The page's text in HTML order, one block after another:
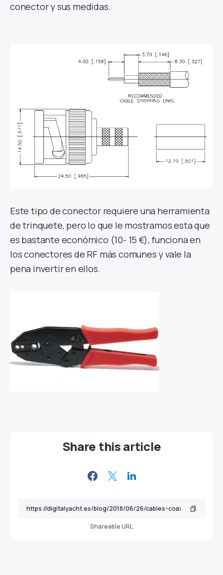
conector y sus medidas.
Este tipo de conector requiere una herramienta
de trinquete, pero lo que le mostramos esta que
es bastante económico (10- 15 €), funciona en
los conectores de RF más comunes y vale la
pena invertir en ellos.
Share this article
Shareable URL